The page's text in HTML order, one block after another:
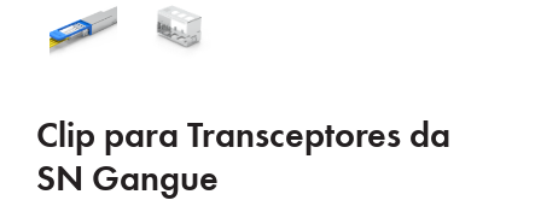
Clip para Transceptores da
SN Gangue